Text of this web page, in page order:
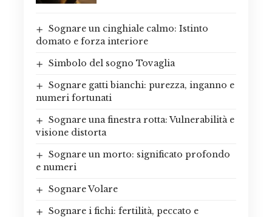
Sognare un cinghiale calmo: Istinto
domato e forza interiore
Simbolo del sogno Tovaglia
Sognare gatti bianchi: purezza, inganno e
numeri fortunati
Sognare una finestra rotta: Vulnerabilità e
visione distorta
Sognare un morto: significato profondo
e numeri
Sognare Volare
Sognare i fichi: fertilità, peccato e